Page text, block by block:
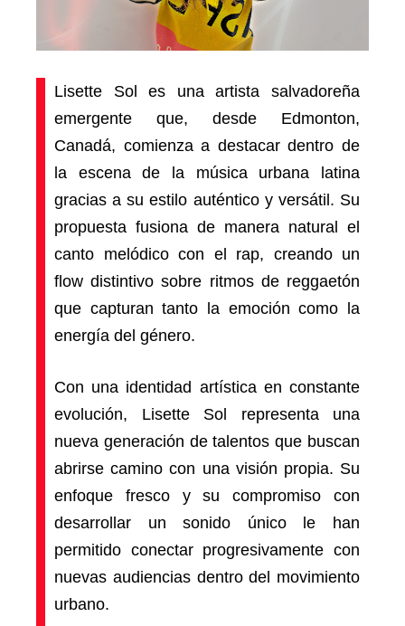
Lisette Sol es una artista salvadoreña
emergente que, desde Edmonton,
Canadá, comienza a destacar dentro de
la escena de la música urbana latina
gracias a su estilo auténtico y versátil. Su
propuesta fusiona de manera natural el
canto melódico con el rap, creando un
flow distintivo sobre ritmos de reggaetón
que capturan tanto la emoción como la
energía del género.
Con una identidad artística en constante
evolución, Lisette Sol representa una
nueva generación de talentos que buscan
abrirse camino con una visión propia. Su
enfoque fresco y su compromiso con
desarrollar un sonido único le han
permitido conectar progresivamente con
nuevas audiencias dentro del movimiento
urbano.